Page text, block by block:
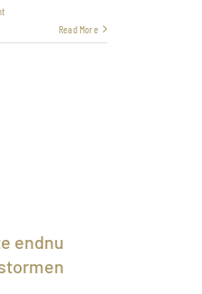
Read More
endnu